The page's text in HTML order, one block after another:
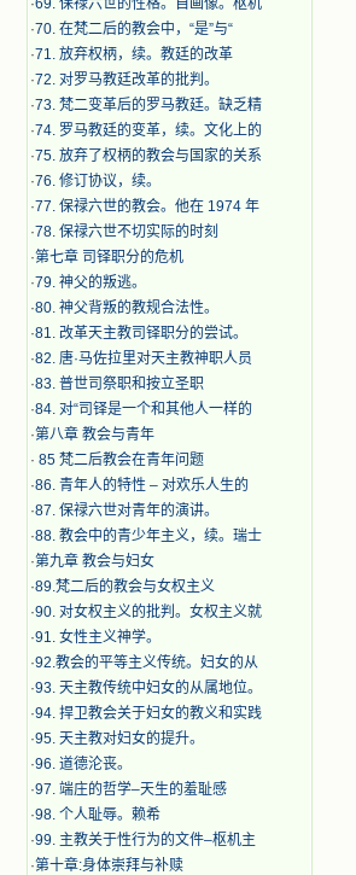
·69. 保禄六世的性格。自画像。枢机
·70. 在梵二后的教会中，“是”与“
·71. 放弃权柄，续。教廷的改革
·72. 对罗马教廷改革的批判。
·73. 梵二变革后的罗马教廷。缺乏精
·74. 罗马教廷的变革，续。文化上的
·75. 放弃了权柄的教会与国家的关系
·76. 修订协议，续。
·77. 保禄六世的教会。他在 1974 年
·78. 保禄六世不切实际的时刻
·第七章 司铎职分的危机
·79. 神父的叛逃。
·80. 神父背叛的教规合法性。
·81. 改革天主教司铎职分的尝试。
·82. 唐·马佐拉里对天主教神职人员
·83. 普世司祭职和按立圣职
·84. 对“司铎是一个和其他人一样的
·第八章 教会与青年
· ​ 85 梵二后教会在青年问题
·86. 青年人的特性 – 对欢乐人生的
·87. 保禄六世对青年的演讲。
·88. 教会中的青少年主义，续。瑞士
·第九章 教会与妇女
·89.梵二后的教会与女权主义
·90. 对女权主义的批判。女权主义就
·91. 女性主义神学。
·92.教会的平等主义传统。妇女的从
·93. 天主教传统中妇女的从属地位。
·94. 捍卫教会关于妇女的教义和实践
·95. 天主教对妇女的提升。
·96. 道德沦丧。
·97. 端庄的哲学–天生的羞耻感
·98. 个人耻辱。赖希
·99. 主教关于性行为的文件–枢机主
·第十章:身体崇拜与补赎